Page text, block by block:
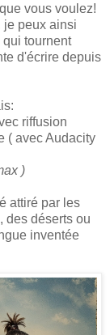
vous voulez!
je peux ainsi
tournent
d'écrire depuis
riffusion
( avec Audacity
)
attiré par les
des déserts ou
inventée